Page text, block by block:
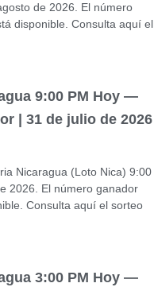
de 2026. El número
disponible. Consulta aquí el
9:00 PM Hoy —
| 31 de julio de 2026
Nicaragua (Loto Nica) 9:00
2026. El número ganador
Consulta aquí el sorteo
3:00 PM Hoy —